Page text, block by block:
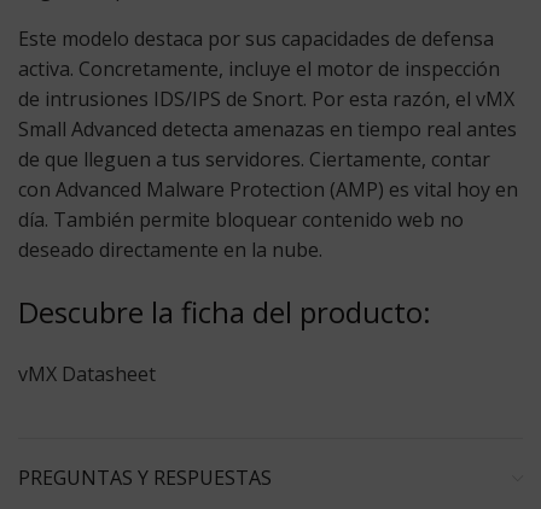
Este modelo destaca por sus capacidades de defensa
activa. Concretamente, incluye el motor de inspección
de intrusiones IDS/IPS de Snort. Por esta razón, el vMX
Small Advanced detecta amenazas en tiempo real antes
de que lleguen a tus servidores. Ciertamente, contar
con Advanced Malware Protection (AMP) es vital hoy en
día. También permite bloquear contenido web no
deseado directamente en la nube.
Descubre la ficha del producto:
vMX Datasheet
PREGUNTAS Y RESPUESTAS